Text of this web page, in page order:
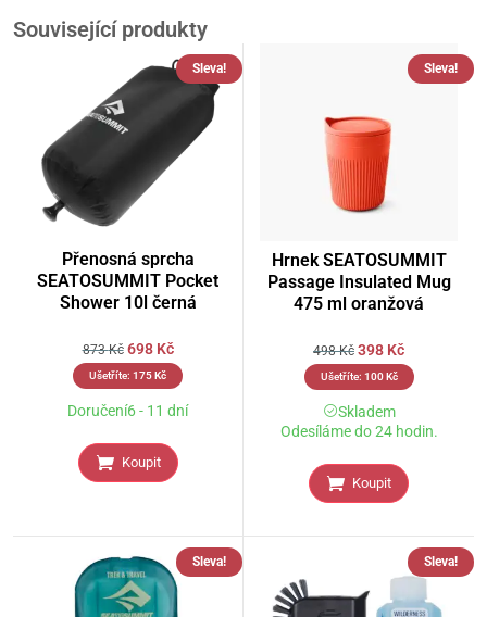
Související produkty
Sleva!
Přenosná sprcha
SEATOSUMMIT Pocket
Shower 10l černá
873Kč 698 Kč
Ušetříte: 175Kč
Doručení6 - 11 dní
Koupit
Sleva!
Hrnek SEATOSUMMIT
Passage Insulated Mug
475 ml oranžová
498Kč 398 Kč
Ušetříte: 100Kč
Skladem
Odesíláme do 24 hodin.
Koupit
Sleva! Sleva!